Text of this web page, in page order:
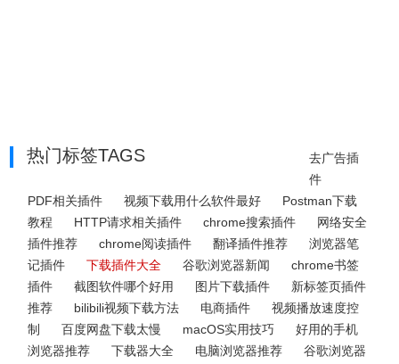
热门标签TAGS
去广告插
件
PDF相关插件
视频下载用什么软件最好
Postman下载
教程
HTTP请求相关插件 chrome搜索插件
网络安全
插件推荐
chrome阅读插件 翻译插件推荐
浏览器笔
记插件
下载插件大全 谷歌浏览器新闻
chrome书签
插件
截图软件哪个好用 图片下载插件
新标签页插件
推荐
bilibili视频下载方法 电商插件
视频播放速度控
制
百度网盘下载太慢 macOS实用技巧
好用的手机
浏览器推荐
下载器大全 电脑浏览器推荐
谷歌浏览器